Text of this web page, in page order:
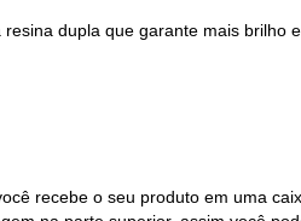
dupla que garante mais brilho
recebe o seu produto em uma